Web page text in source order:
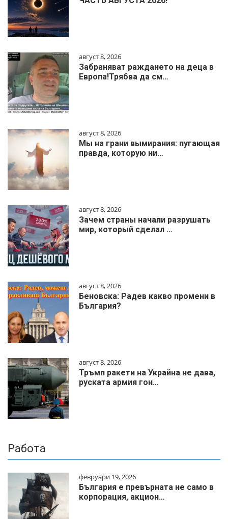
август 8, 2026
Забраняват раждането на деца в
Европа!Трябва да см…
август 8, 2026
Мы на грани вымирания: пугающая
правда, которую ни…
август 8, 2026
Зачем страны начали разрушать
мир, который сделал …
август 8, 2026
Беновска: Радев какво промени в
България?
август 8, 2026
Тръмп ракети на Украйна не дава,
руската армия гон…
Работа
февруари 19, 2026
България е превърната не само в
корпорация, акцион…